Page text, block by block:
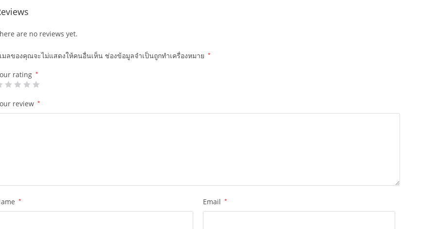
are no reviews yet.
มลของคุณจะไม่แสดงให้คนอื่นเห็น ช่องข้อมูลจำเป็นถูกทำเครื่องหมาย *
rating *
review *
* Email *